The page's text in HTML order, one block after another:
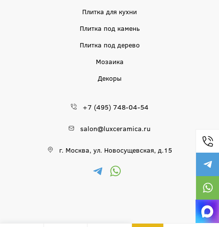
Плитка для кухни
Плитка под камень
Плитка под дерево
Мозаика
Декоры
+7 (495) 748-04-54
salon@luxceramica.ru
г. Москва, ул. Новосущевская, д.15